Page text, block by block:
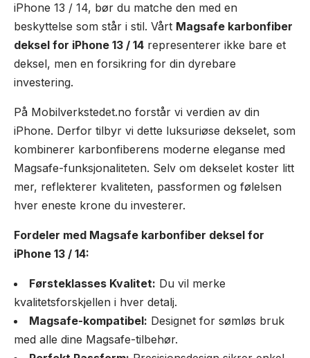
iPhone 13 / 14, bør du matche den med en
beskyttelse som står i stil. Vårt Magsafe karbonfiber
deksel for iPhone 13 / 14 representerer ikke bare et
deksel, men en forsikring for din dyrebare
investering.
På Mobilverkstedet.no forstår vi verdien av din
iPhone. Derfor tilbyr vi dette luksuriøse dekselet, som
kombinerer karbonfiberens moderne eleganse med
Magsafe-funksjonaliteten. Selv om dekselet koster litt
mer, reflekterer kvaliteten, passformen og følelsen
hver eneste krone du investerer.
Fordeler med Magsafe karbonfiber deksel for
iPhone 13 / 14:
Førsteklasses Kvalitet: Du vil merke
kvalitetsforskjellen i hver detalj.
Magsafe-kompatibel: Designet for sømløs bruk
med alle dine Magsafe-tilbehør.